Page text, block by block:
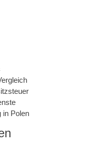
in Polen